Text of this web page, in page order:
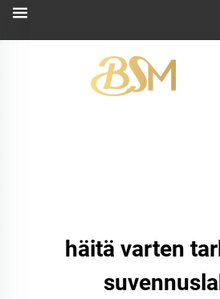
häitä varten